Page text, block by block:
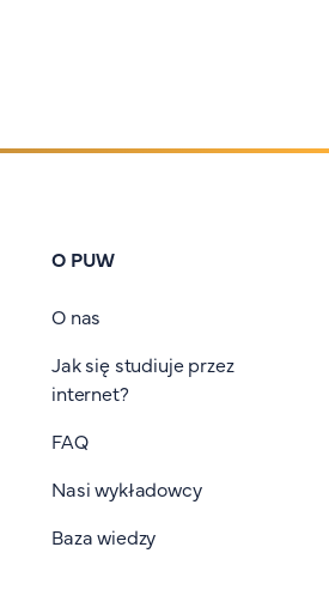
O PUW
O nas
Jak się studiuje przez
internet?
FAQ
Nasi wykładowcy
Baza wiedzy